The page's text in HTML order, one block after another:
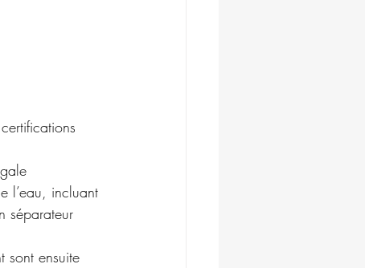
l’eau, incluant
séparateur
sont ensuite